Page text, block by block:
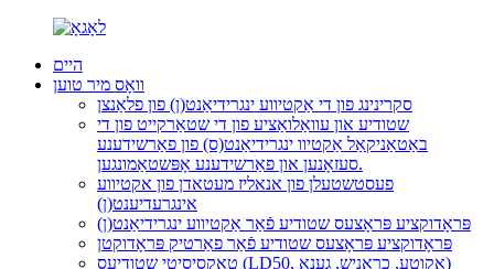
היים
וואָס מיר טוען
סקרינינג פון די אַקטיווע ינגרידיאַנט(ן) פון פלאַנצן
שטודיע און עוואַלואַציע פון ​​​​די שטאַרקייט פון די
באַטאַניקאַל אַקטיוו ינגרידיאַנט(ס) פון פאַרשידענע
סעזאָנען און פאַרשידענע אָפּשטאַמונגען.
פעסטשטעלן פון אנאליז מעטאדן פון אקטיווע
אינגרעדיענט(ן)
פּראָדוקציע פּראָצעס שטודיע פֿאַר אַקטיווע ינגרידיאַנט(ן)
פּראָדוקציע פּראָצעס שטודיע פֿאַר פאַרטיק פּראָדוקטן
טאַקסיסיטי שטודיעס (LD50, אַקוטע, כראָניש, גענאָ)